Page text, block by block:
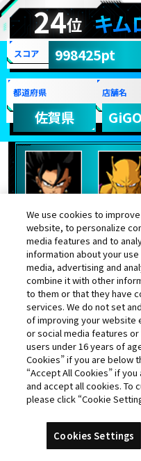
24位 キム
スコア 998425pt
都道府県
佐賀県
店舗名
ベジット：ゼノ
オレンジピッ
ヤムチャ
ランク更
25位 カッ
979051pt
We use cookies to
website, to personalize
media features and to
information about your
media, advertising and
combine it with other
to them or that they have
services. We do not set
of improving your website
or social media features
users under 16 years of
Cookies” if you are below
“Accept All Cookies” if
and accept all cookies. To
please click “Cookie
Cookies Settings